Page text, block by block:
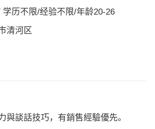
学历不限/经验不限/年龄20-26
清河区
與談話技巧，有銷售經驗優先。